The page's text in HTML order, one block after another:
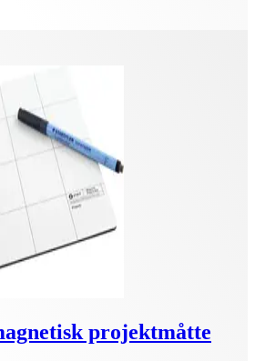
projektmåtte